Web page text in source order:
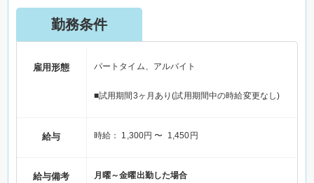
見た。とお伝えください。
方！
☆近所で働きたい！アクセスが良い職場で働きたい
い！
※ご応募の際は「Elabel（エラベル）を見た」とお
勤務条件
雇用形態 パートタイム、アルバイト
■試用期間3ヶ月あり(試用期間中の時給変更なし)
給与 時給： 1,300円 〜 1,450円
給与備考
月曜～金曜出勤した場合